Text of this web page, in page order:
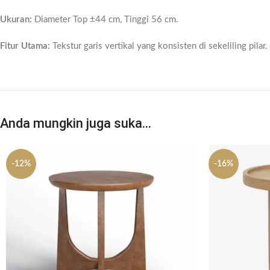
Ukuran: Diameter Top ±44 cm, Tinggi 56 cm.
Fitur Utama: Tekstur garis vertikal yang konsisten di sekeliling pilar.
Anda mungkin juga suka…
-12% -16%